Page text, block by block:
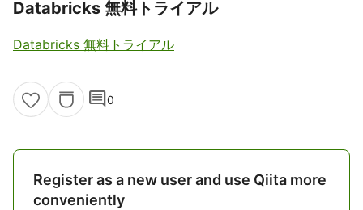
Databricks 無料トライアル
Databricks 無料トライアル
comment0
Register as a new user and use Qiita more
conveniently